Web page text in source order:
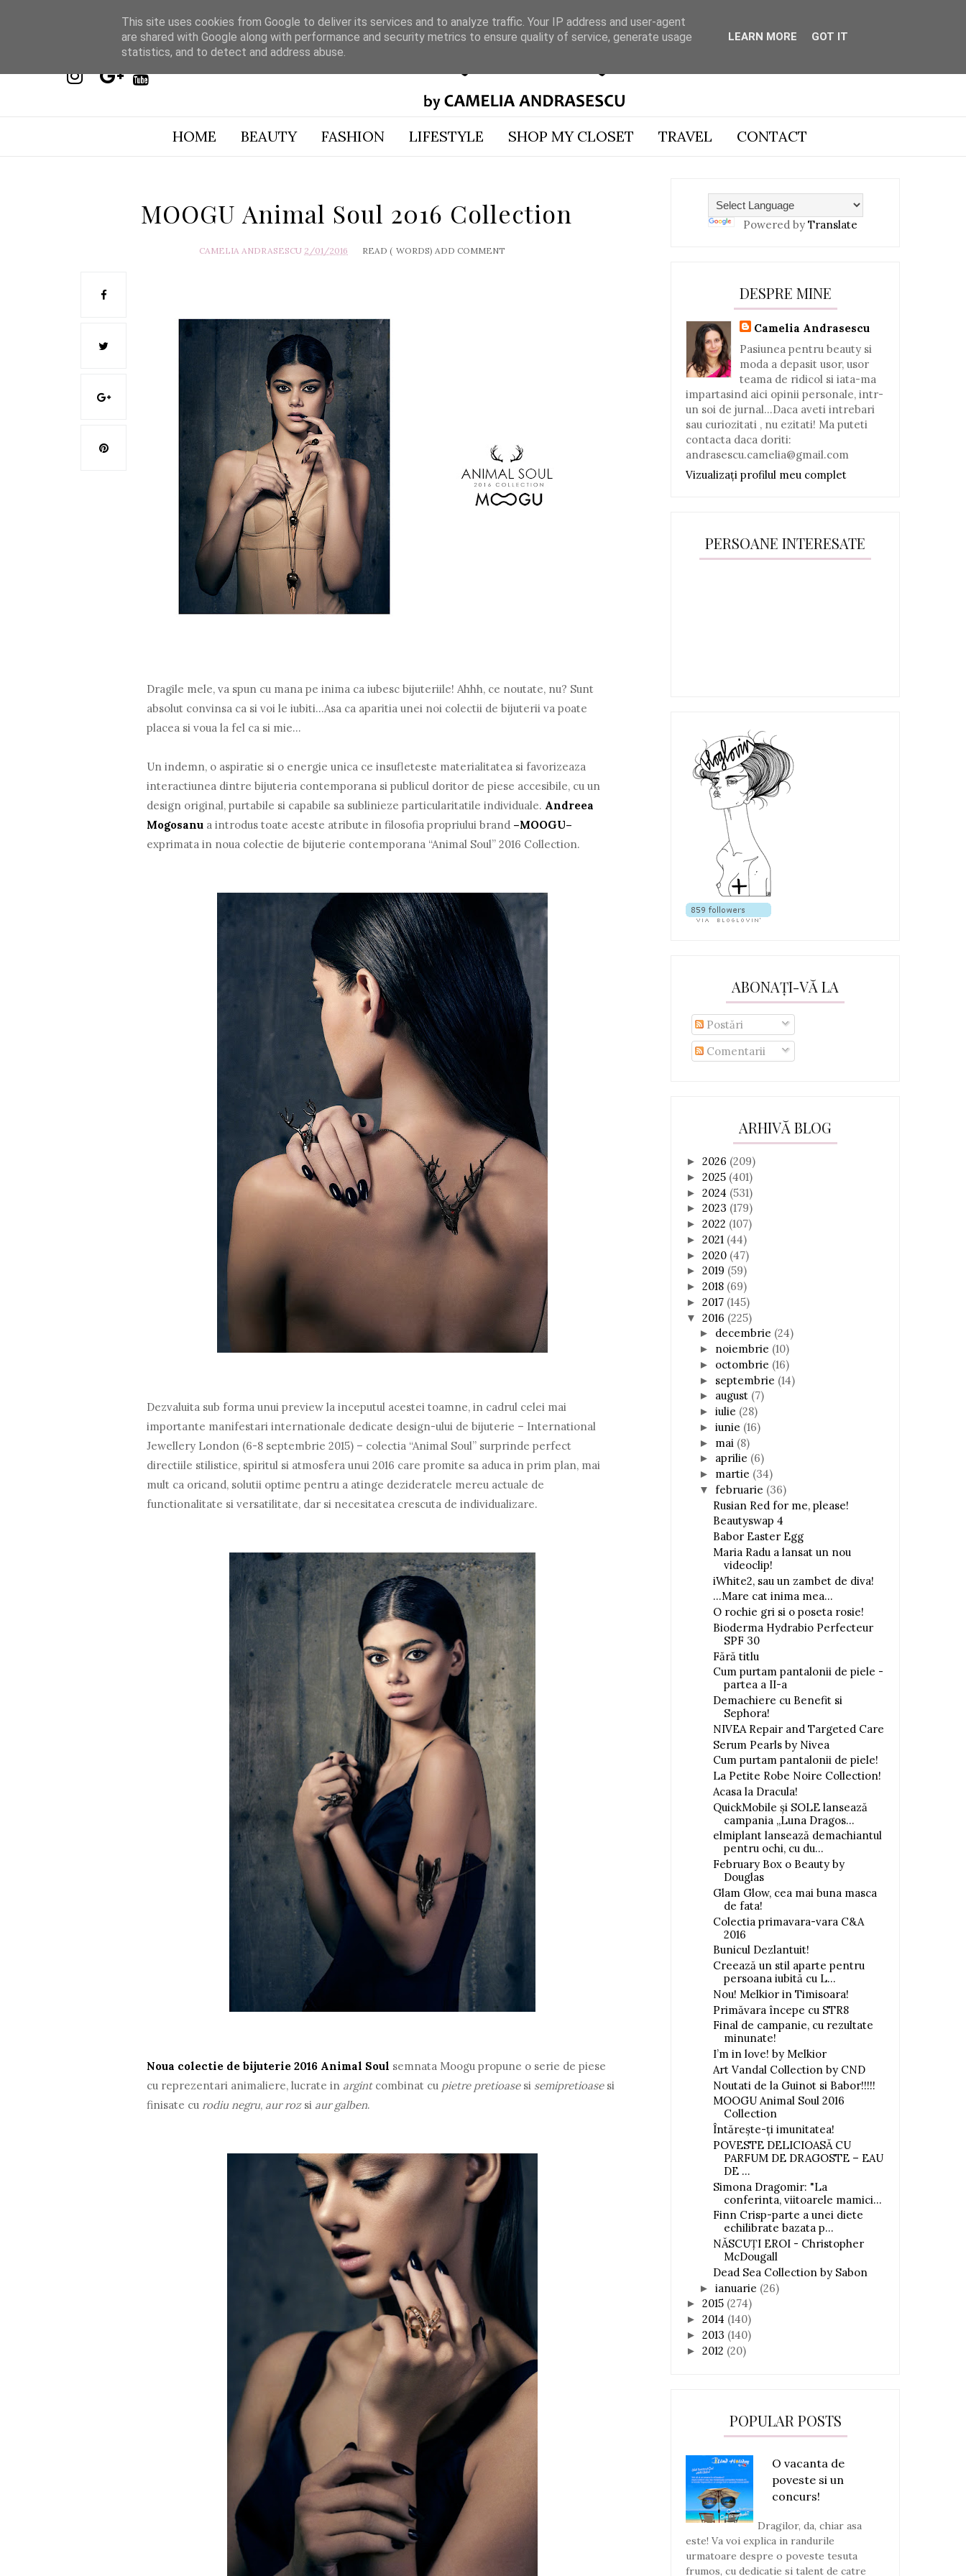
HOME BEAUTY FASHION LIFESTYLE SHOP MY CLOSET TRAVEL CONTACT
MOOGU Animal Soul 2016 Collection
CAMELIA ANDRASESCU 2/01/2016 READ ( WORDS) ADD COMMENT
Dragile mele, va spun cu mana pe inima ca iubesc bijuteriile! Ahhh, ce noutate, nu? Sunt
absolut convinsa ca si voi le iubiti...Asa ca aparitia unei noi colectii de bijuterii va poate
placea si voua la fel ca si mie...
Un indemn, o aspiratie si o energie unica ce insufleteste materialitatea si favorizeaza
interactiunea dintre bijuteria contemporana si publicul doritor de piese accesibile, cu un
design original, purtabile si capabile sa sublinieze particularitatile individuale. Andreea
Mogosanu a introdus toate aceste atribute in filosofia propriului brand –MOOGU–
exprimata in noua colectie de bijuterie contemporana “Animal Soul” 2016 Collection.
Dezvaluita sub forma unui preview la inceputul acestei toamne, in cadrul celei mai
importante manifestari internationale dedicate design-ului de bijuterie – International
Jewellery London (6-8 septembrie 2015) – colectia “Animal Soul” surprinde perfect
directiile stilistice, spiritul si atmosfera unui 2016 care promite sa aduca in prim plan, mai
mult ca oricand, solutii optime pentru a atinge dezideratele mereu actuale de
functionalitate si versatilitate, dar si necesitatea crescuta de individualizare.
Noua colectie de bijuterie 2016 Animal Soul semnata Moogu propune o serie de piese
cu reprezentari animaliere, lucrate in argintcombinat cu pietre pretioasesi semipretioasesi
finisate cu rodiu negru, aur rozsi aur galben.
Powered by Translate
DESPRE MINE
Camelia Andrasescu
Pasiunea pentru beauty si
moda a depasit usor, usor
teama de ridicol si iata-ma
impartasind aici opinii personale, intr-
un soi de jurnal...Daca aveti intrebari
sau curiozitati , nu ezitati! Ma puteti
contacta daca doriti:
andrasescu.camelia@gmail.com
Vizualizați profilul meu complet
PERSOANE INTERESATE
ABONAȚI-VĂ LA
Postări
Comentarii
ARHIVĂ BLOG
► 2026 (209)
► 2025 (401)
► 2024 (531)
► 2023 (179)
► 2022 (107)
► 2021 (44)
► 2020 (47)
► 2019 (59)
► 2018 (69)
► 2017 (145)
▼ 2016 (225)
► decembrie (24)
► noiembrie (10)
► octombrie (16)
► septembrie (14)
► august (7)
► iulie (28)
► iunie (16)
► mai (8)
► aprilie (6)
► martie (34)
▼ februarie (36)
Rusian Red for me, please!
Beautyswap 4
Babor Easter Egg
Maria Radu a lansat un nou
videoclip!
iWhite2, sau un zambet de diva!
...Mare cat inima mea...
O rochie gri si o poseta rosie!
Bioderma Hydrabio Perfecteur
SPF 30
Fără titlu
Cum purtam pantalonii de piele -
partea a II-a
Demachiere cu Benefit si
Sephora!
NIVEA Repair and Targeted Care
Serum Pearls by Nivea
Cum purtam pantalonii de piele!
La Petite Robe Noire Collection!
Acasa la Dracula!
QuickMobile și SOLE lansează
campania „Luna Dragos...
elmiplant lansează demachiantul
pentru ochi, cu du...
February Box o Beauty by
Douglas
Glam Glow, cea mai buna masca
de fata!
Colectia primavara-vara C&A
2016
Bunicul Dezlantuit!
Creează un stil aparte pentru
persoana iubită cu L...
Nou! Melkior in Timisoara!
Primăvara începe cu STR8
Final de campanie, cu rezultate
minunate!
I’m in love! by Melkior
Art Vandal Collection by CND
Noutati de la Guinot si Babor!!!!!
MOOGU Animal Soul 2016
Collection
Întăreşte-ţi imunitatea!
POVESTE DELICIOASĂ CU
PARFUM DE DRAGOSTE – EAU
DE ...
Simona Dragomir: "La
conferinta, viitoarele mamici...
Finn Crisp-parte a unei diete
echilibrate bazata p...
NĂSCUŢI EROI - Christopher
McDougall
Dead Sea Collection by Sabon
► ianuarie (26)
► 2015 (274)
► 2014 (140)
► 2013 (140)
► 2012 (20)
POPULAR POSTS
O vacanta de
poveste si un
concurs!
Dragilor, da, chiar asa
este! Va voi explica in randurile
urmatoare despre o poveste tesuta
frumos, cu dedicatie si talent de catre
This site uses cookies from Google to deliver its services and to analyze traffic. Your IP address and user-agent
are shared with Google along with performance and security metrics to ensure quality of service, generate usage
statistics, and to detect and address abuse.
LEARN MORE GOT IT